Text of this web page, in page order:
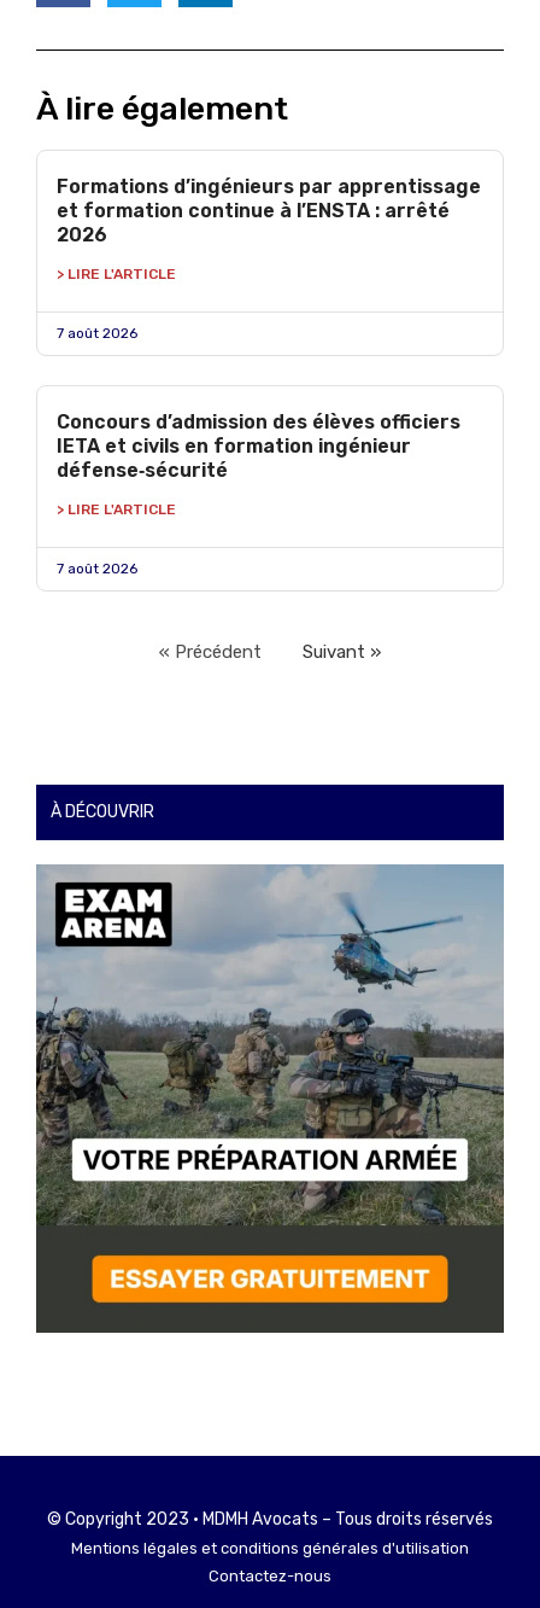
À lire également
Formations d’ingénieurs par apprentissage
et formation continue à l’ENSTA : arrêté
2026
> LIRE L'ARTICLE
7 août 2026
Concours d’admission des élèves officiers
IETA et civils en formation ingénieur
défense‑sécurité
> LIRE L'ARTICLE
7 août 2026
« Précédent Suivant »
À DÉCOUVRIR
© Copyright 2023 • MDMH Avocats – Tous droits réservés
Mentions légales et conditions générales d'utilisation
Contactez-nous